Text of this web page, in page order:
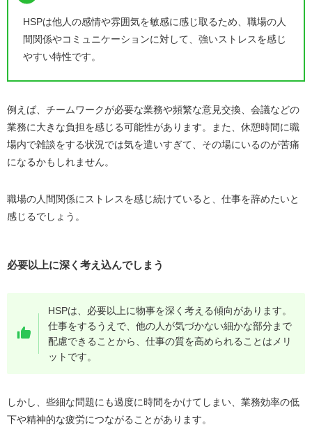
人と関わるストレスから解放される
働きやすい職場を探す時間が生まれる
休職制度がある場合は利用する
心療内科で相談する
退職後の生活について考える
余裕を持って退職の申し出をする
退職理由は前向きな理由を伝える
職場や取引先の人に退職の挨拶をする
退職準備に疲弊するなら退職代行を利用する
仕事を辞めたいHSPの人向け！おすすめの退職代行サー
ビス2選
退職代行OITOMA
まとめ
HSPは他人の感情や雰囲気を敏感に感じ取るため、職場の人
間関係やコミュニケーションに対して、強いストレスを感じ
やすい特性です。
例えば、チームワークが必要な業務や頻繁な意見交換、会議などの
業務に大きな負担を感じる可能性があります。また、休憩時間に職
場内で雑談をする状況では気を遣いすぎて、その場にいるのが苦痛
になるかもしれません。
職場の人間関係にストレスを感じ続けていると、仕事を辞めたいと
感じるでしょう。
必要以上に深く考え込んでしまう
HSPは、必要以上に物事を深く考える傾向があります。
仕事をするうえで、他の人が気づかない細かな部分まで
配慮できることから、仕事の質を高められることはメリ
ットです。
しかし、些細な問題にも過度に時間をかけてしまい、業務効率の低
下や精神的な疲労につながることがあります。